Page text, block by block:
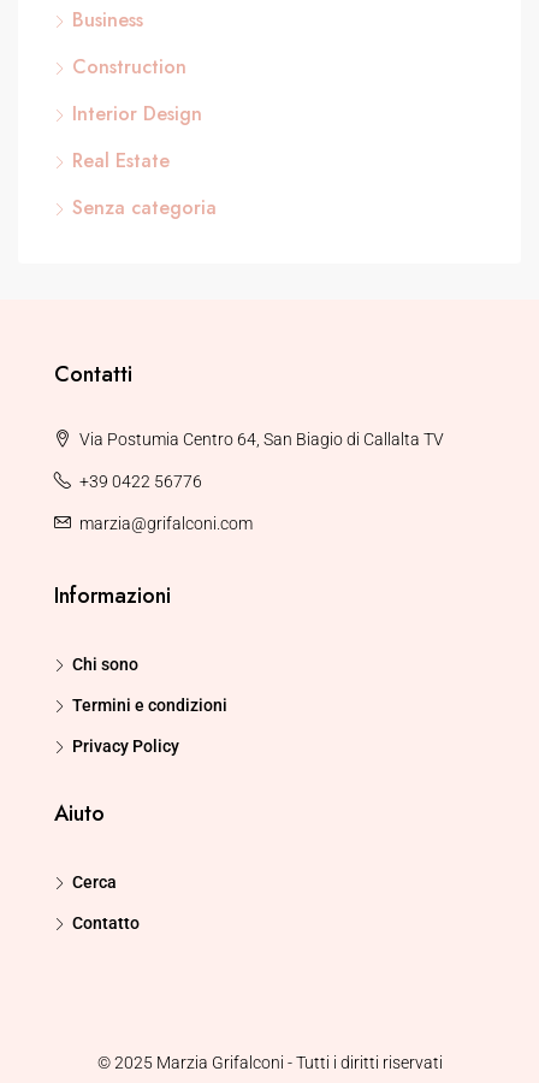
Business
Construction
Interior Design
Real Estate
Senza categoria
Contatti
Via Postumia Centro 64, San Biagio di Callalta TV
+39 0422 56776
marzia@grifalconi.com
Informazioni
Chi sono
Termini e condizioni
Privacy Policy
Aiuto
Cerca
Contatto
© 2025 Marzia Grifalconi - Tutti i diritti riservati